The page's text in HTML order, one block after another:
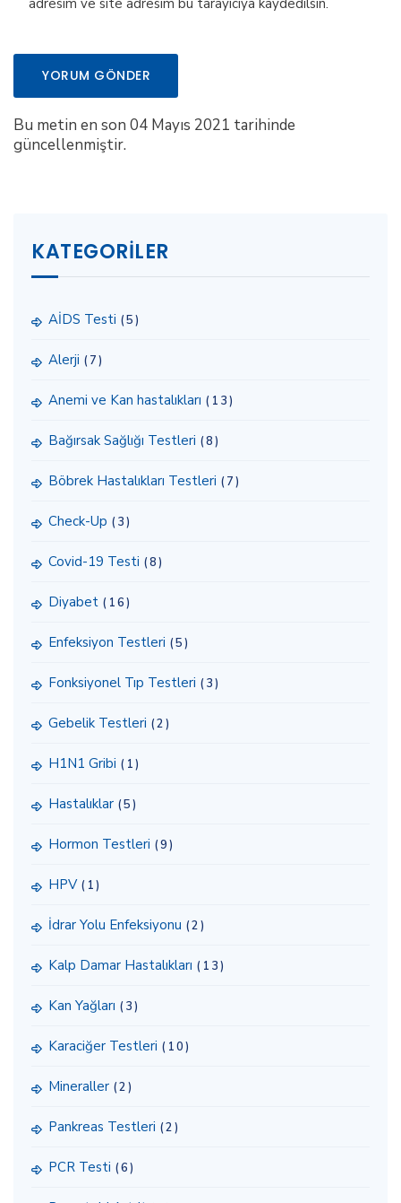
adresim ve site adresim bu tarayıcıya kaydedilsin.
Bu metin en son 04 Mayıs 2021 tarihinde
güncellenmiştir.
KATEGORILER
AİDS Testi (5)
Alerji (7)
Anemi ve Kan hastalıkları (13)
Bağırsak Sağlığı Testleri (8)
Böbrek Hastalıkları Testleri (7)
Check-Up (3)
Covid-19 Testi (8)
Diyabet (16)
Enfeksiyon Testleri (5)
Fonksiyonel Tıp Testleri (3)
Gebelik Testleri (2)
H1N1 Gribi (1)
Hastalıklar (5)
Hormon Testleri (9)
HPV (1)
İdrar Yolu Enfeksiyonu (2)
Kalp Damar Hastalıkları (13)
Kan Yağları (3)
Karaciğer Testleri (10)
Mineraller (2)
Pankreas Testleri (2)
PCR Testi (6)